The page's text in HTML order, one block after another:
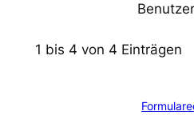
1 bis 4 von 4 Einträgen